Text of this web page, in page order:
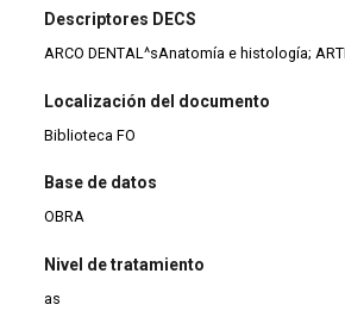
Descriptores DECS
ARCO DENTAL^sAnatomía e histología;
Localización del documento
Biblioteca FO
Base de datos
OBRA
Nivel de tratamiento
as